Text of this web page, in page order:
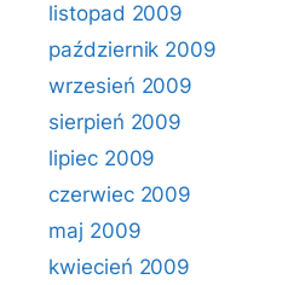
listopad 2009
październik 2009
wrzesień 2009
sierpień 2009
lipiec 2009
czerwiec 2009
maj 2009
kwiecień 2009